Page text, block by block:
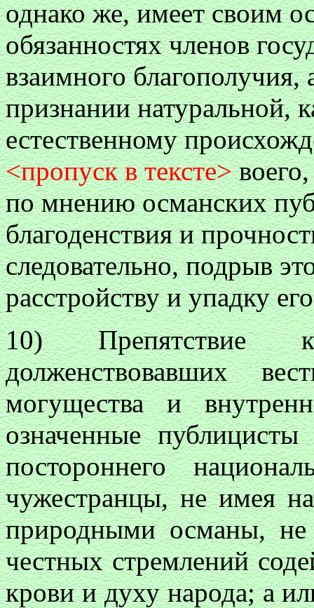
однако же, имеет своим
обязанностях членов
взаимного благополучия,
признании натуральной,
естественному
<пропуск в тексте>воего,
по мнению османских
благоденствия и
следовательно, подрыв
расстройству и упадку
10) Препятствие
долженствовавших
могущества и
означенные
постороннего
чужестранцы, не имея
природными османы,
честных стремлений
крови и духу народа; а